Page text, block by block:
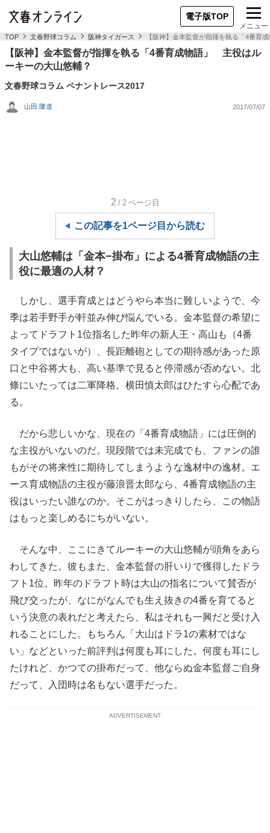
電子版TOP
メニュー
TOP 文春野球コラム 阪神タイガース 【阪神】金本監督が指揮を執る「4番
【阪神】金本監督が指揮を執る「4番育成物語」 主役はル
ーキーの大山悠輔？
文春野球コラム ペナントレース2017
山田 隆道 2017/07/07
2 /2 ページ目
この記事を1ページ目から読む
大山悠輔は「金本−掛布」による4番育成物語の主
役に最適の人材？
しかし、選手育成とはどうやら本当に難しいようで、今
季は若手野手が軒並み伸び悩んでいる。金本監督の希望に
よってドラフト1位指名した昨年の新人王・高山も（4番
タイプではないが）、長距離砲としての期待感があった原
口と中谷将大も、高い基準で見ると停滞感が否めない。北
條にいたっては二軍降格。横田慎太郎はひたすら心配であ
る。
だから悲しいかな、現在の「4番育成物語」には圧倒的
な主役がいないのだ。現段階では未完成でも、ファンの誰
もがその将来性に期待してしまうような逸材中の逸材。エ
ース育成物語の主役が藤浪晋太郎なら、4番育成物語の主
役はいったい誰なのか。そこがはっきりしたら、この物語
はもっと楽しめるにちがいない。
そんな中、ここにきてルーキーの大山悠輔が頭角をあら
わしてきた。彼もまた、金本監督の肝いりで獲得したドラ
フト1位。昨年のドラフト時は大山の指名について賛否が
飛び交ったが、なにがなんでも生え抜きの4番を育てると
いう決意の表れだと考えたら、私はそれも一興だと受け入
れることにした。もちろん「大山はドラ1の素材ではな
い」などといった前評判は何度も耳にした。何度も耳にし
たけれど、かつての掛布だって、他ならぬ金本監督ご自身
だって、入団時は名もない選手だった。
ADVERTISEMENT